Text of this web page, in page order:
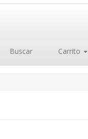
Buscar Carrito